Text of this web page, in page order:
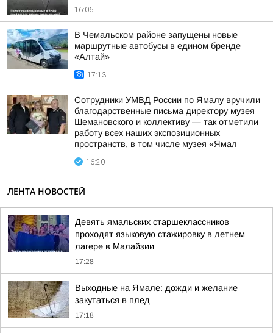
16:06
В Чемальском районе запущены новые
маршрутные автобусы в едином бренде
«Алтай»
17:13
Сотрудники УМВД России по Ямалу вручили
благодарственные письма директору музея
Шемановского и коллективу — так отметили
работу всех наших экспозиционных
пространств, в том числе музея «Ямал
16:20
ЛЕНТА НОВОСТЕЙ
Девять ямальских старшеклассников
проходят языковую стажировку в летнем
лагере в Малайзии
17:28
Выходные на Ямале: дожди и желание
закутаться в плед
17:18